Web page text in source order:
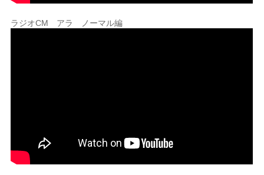
ラジオCM アラ ノーマル編